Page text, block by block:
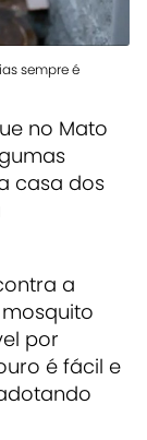
sempre é
no Mato
casa dos
a
por
é fácil e